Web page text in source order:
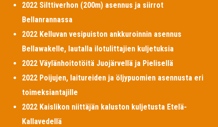
2022 Silttiverhon (200m) asennus ja siirrot
Bellanrannassa
2022 Kelluvan vesipuiston ankkuroinnin asennus
Bellawakelle, lautalla ilotulittajien kuljetuksia
2022 Väylänhoitotöitä Juojärvellä ja Pielisellä
2022 Poijujen, laitureiden ja öljypuomien asennusta eri
toimeksiantajille
2022 Kaislikon niittäjän kaluston kuljetusta Etelä-
Kallavedellä